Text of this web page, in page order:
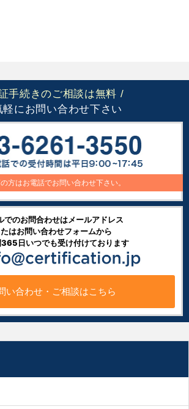
手続きのご相談は無料 /
軽にお問い合わせ下さい
方はお電話でお問い合わせ下さい。
でのお問合わせはメールアドレス
たはお問い合わせフォームから
日いつでも受け付けております
い合わせ・ご相談はこちら